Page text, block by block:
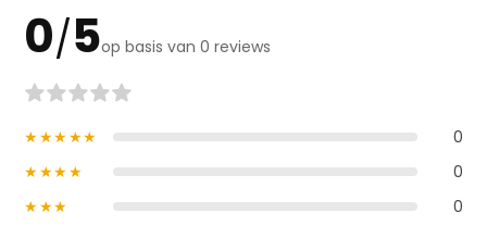
0/5op basis van 0 reviews
★★★★★
0
★★★★
0
★★★
0